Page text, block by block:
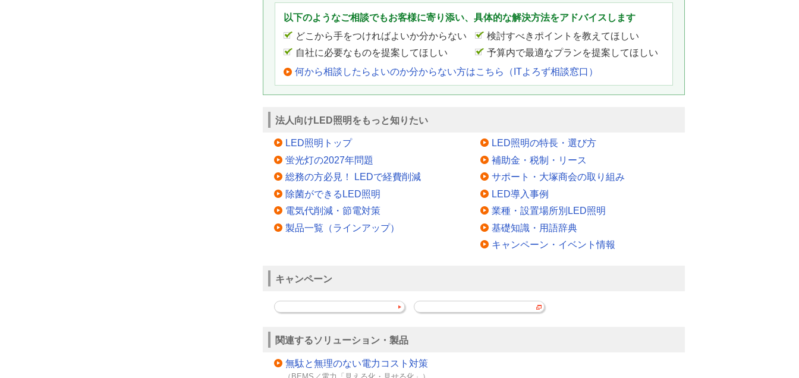
以下のようなご相談でもお客様に寄り添い、具体的な解決方法をアドバイスします
どこから手をつければよいか分からない
検討すべきポイントを教えてほしい
自社に必要なものを提案してほしい
予算内で最適なプランを提案してほしい
何から相談したらよいのか分からない方はこちら（ITよろず相談窓口）
法人向けLED照明をもっと知りたい
LED照明トップ
蛍光灯の2027年問題
総務の方必見！ LEDで経費削減
除菌ができるLED照明
電気代削減・節電対策
製品一覧（ラインアップ）
LED照明の特長・選び方
補助金・税制・リース
サポート・大塚商会の取り組み
LED導入事例
業種・設置場所別LED照明
基礎知識・用語辞典
キャンペーン・イベント情報
キャンペーン
関連するソリューション・製品
無駄と無理のない電力コスト対策